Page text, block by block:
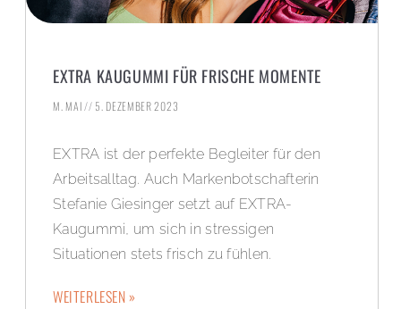
EXTRA KAUGUMMI FÜR FRISCHE MOMENTE
M. MAI 5. DEZEMBER 2023
EXTRA ist der perfekte Begleiter für den
Arbeitsalltag. Auch Markenbotschafterin
Stefanie Giesinger setzt auf EXTRA-
Kaugummi, um sich in stressigen
Situationen stets frisch zu fühlen.
WEITERLESEN »